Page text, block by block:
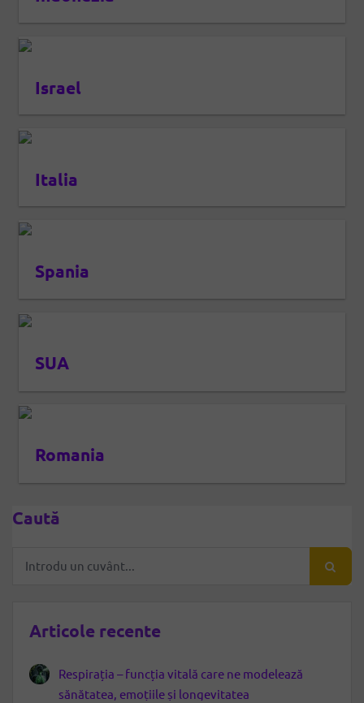
Israel
Italia
Spania
SUA
Romania
Caută
Articole recente
Respirația – funcția vitală care ne modelează
sănătatea, emoțiile și longevitatea